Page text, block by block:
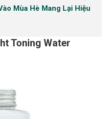
Mùa Hè Mang Lại Hiệu
Toning Water